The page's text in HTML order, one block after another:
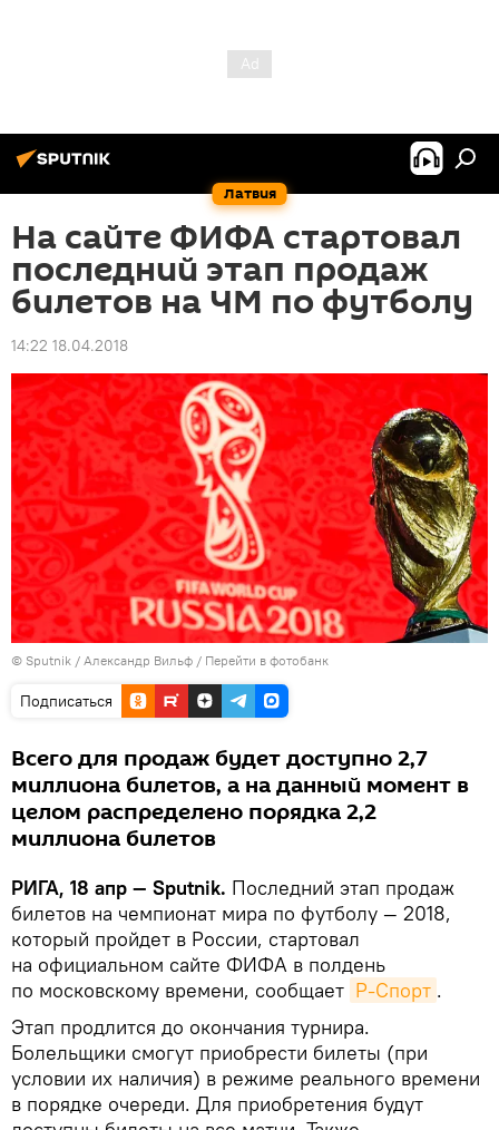
Латвия
На сайте ФИФА стартовал
последний этап продаж
билетов на ЧМ по футболу
14:22 18.04.2018
© Sputnik / Александр Вильф / Перейти в фотобанк
Подписаться
Всего для продаж будет доступно 2,7
миллиона билетов, а на данный момент в
целом распределено порядка 2,2
миллиона билетов
РИГА, 18 апр — Sputnik. Последний этап продаж
билетов на чемпионат мира по футболу — 2018,
который пройдет в России, стартовал
на официальном сайте ФИФА в полдень
по московскому времени, сообщает Р-Спорт .
Этап продлится до окончания турнира.
Болельщики смогут приобрести билеты (при
условии их наличия) в режиме реального времени
в порядке очереди. Для приобретения будут